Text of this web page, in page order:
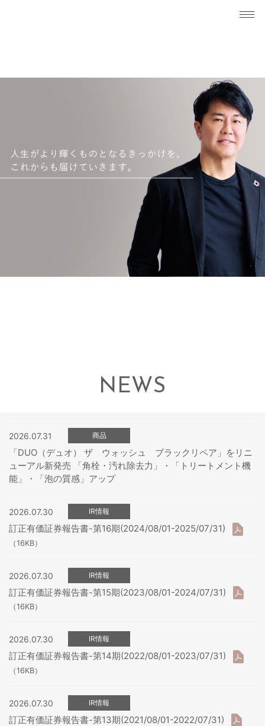
NEWS
2026.07.31 商品
「DUO（デュオ） ザ ウォッシュ ブラックリペア」をリニ
ューアル新発売 「角栓・汚れ除去力」・「トリートメント機
能」・「泡の質感」アップ
2026.07.30 IR情報
訂正有価証券報告書-第16期(2024/08/01-2025/07/31)
（16KB）
2026.07.30 IR情報
訂正有価証券報告書-第15期(2023/08/01-2024/07/31)
（16KB）
2026.07.30 IR情報
訂正有価証券報告書-第14期(2022/08/01-2023/07/31)
（16KB）
2026.07.30 IR情報
訂正有価証券報告書-第13期(2021/08/01-2022/07/31)